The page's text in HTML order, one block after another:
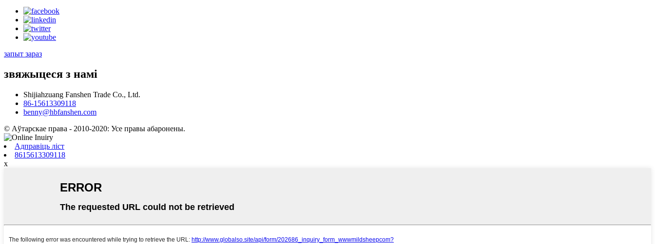
запыт зараз
звяжыцеся з намі
Shijiahzuang Fanshen Trade Co., Ltd.
86-15613309118
benny@hbfanshen.com
© Аўтарскае права - 2010-2020: Усе правы абаронены.
Адправіць ліст
8615613309118
x